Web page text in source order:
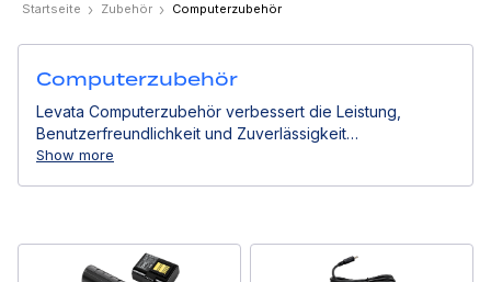
Startseite Zubehör Computerzubehör
Computerzubehör
Levata Computerzubehör verbessert die Leistung,
Benutzerfreundlichkeit und Zuverlässigkeit
professioneller Computergeräte. Von Stromlösungen
Show more